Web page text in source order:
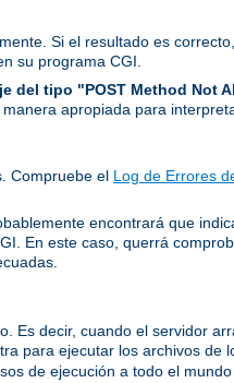
Si el resultado es
su programa CGI.
del tipo "POST Method Not
apropiada para
Compruebe el Log de Errores
encontrará que
En este caso, querrá
Es decir, cuando el servidor
para ejecutar los archivos
de ejecución a todo el